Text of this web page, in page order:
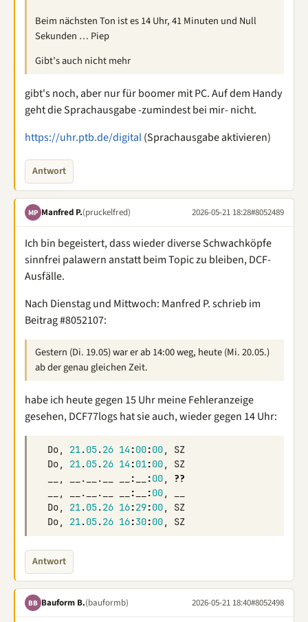
Beim nächsten Ton ist es 14 Uhr, 41 Minuten und Null
Sekunden … Piep
Gibt’s auch nicht mehr
gibt's noch, aber nur für boomer mit PC. Auf dem Handy
geht die Sprachausgabe -zumindest bei mir- nicht.
https://uhr.ptb.de/digital(Sprachausgabe aktivieren)
Antwort
MP Manfred P.(pruckelfred) 2026-05-21 18:28#8052489
Ich bin begeistert, dass wieder diverse Schwachköpfe
sinnfrei palawern anstatt beim Topic zu bleiben, DCF-
Ausfälle.
Nach Dienstag und Mittwoch: Manfred P. schrieb im
Beitrag #8052107:
Gestern (Di. 19.05) war er ab 14:00 weg, heute (Mi. 20.05.)
ab der genau gleichen Zeit.
habe ich heute gegen 15 Uhr meine Fehleranzeige
gesehen, DCF77logs hat sie auch, wieder gegen 14 Uhr:
Do, 21.05.26 14 :00:00,
SZ
Do, 21.05.26 14 :01:00,
SZ
, . . : :00,
??
, . . : :00,
Do, 21.05.26 16:29:00,
SZ
Do, 21.05.26 16:30:00, SZ
Antwort
BB Bauform B.(bauformb) 2026-05-21 18:40#8052498